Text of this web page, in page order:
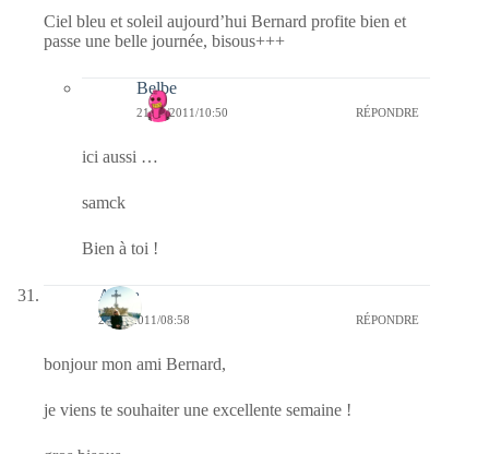
Ciel bleu et soleil aujourd’hui Bernard profite bien et
passe une belle journée, bisous+++
Belbe
21/02/2011/10:50 RÉPONDRE
ici aussi …
samck
Bien à toi !
Alicia
21/02/2011/08:58 RÉPONDRE
bonjour mon ami Bernard,
je viens te souhaiter une excellente semaine !